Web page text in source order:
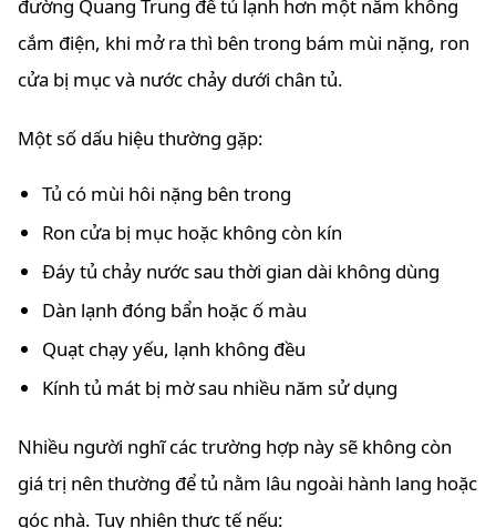
đường Quang Trung để tủ lạnh hơn một năm không
cắm điện, khi mở ra thì bên trong bám mùi nặng, ron
cửa bị mục và nước chảy dưới chân tủ.
Một số dấu hiệu thường gặp:
Tủ có mùi hôi nặng bên trong
Ron cửa bị mục hoặc không còn kín
Đáy tủ chảy nước sau thời gian dài không dùng
Dàn lạnh đóng bẩn hoặc ố màu
Quạt chạy yếu, lạnh không đều
Kính tủ mát bị mờ sau nhiều năm sử dụng
Nhiều người nghĩ các trường hợp này sẽ không còn
giá trị nên thường để tủ nằm lâu ngoài hành lang hoặc
góc nhà. Tuy nhiên thực tế nếu: